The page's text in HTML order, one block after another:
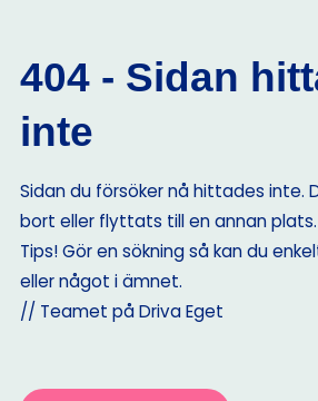
404 - Sidan
inte
Sidan du försöker nå hittades inte.
bort eller flyttats till en annan plats.
Tips! Gör en sökning så kan du
eller något i ämnet.
// Teamet på Driva Eget